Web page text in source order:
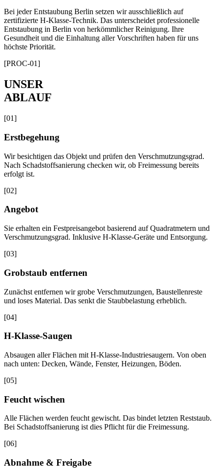
Bei jeder Entstaubung Berlin setzen wir ausschließlich auf
zertifizierte H-Klasse-Technik. Das unterscheidet professionelle
Entstaubung in Berlin von herkömmlicher Reinigung. Ihre
Gesundheit und die Einhaltung aller Vorschriften haben für uns
höchste Priorität.
[PROC-01]
UNSER
ABLAUF
[01]
Erstbegehung
Wir besichtigen das Objekt und prüfen den Verschmutzungsgrad.
Nach Schadstoffsanierung checken wir, ob Freimessung bereits
erfolgt ist.
[02]
Angebot
Sie erhalten ein Festpreisangebot basierend auf Quadratmetern und
Verschmutzungsgrad. Inklusive H-Klasse-Geräte und Entsorgung.
[03]
Grobstaub entfernen
Zunächst entfernen wir grobe Verschmutzungen, Baustellenreste
und loses Material. Das senkt die Staubbelastung erheblich.
[04]
H-Klasse-Saugen
Absaugen aller Flächen mit H-Klasse-Industriesaugern. Von oben
nach unten: Decken, Wände, Fenster, Heizungen, Böden.
[05]
Feucht wischen
Alle Flächen werden feucht gewischt. Das bindet letzten Reststaub.
Bei Schadstoffsanierung ist dies Pflicht für die Freimessung.
[06]
Abnahme & Freigabe